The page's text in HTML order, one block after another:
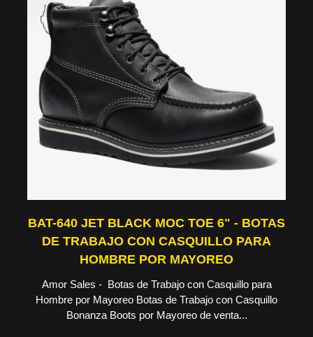
BAT-640 JET BLACK MOC TOE 6" - BOTAS
DE TRABAJO CON CASQUILLO PARA
HOMBRE POR MAYOREO
Amor Sales - Botas de Trabajo con Casquillo para
Hombre por Mayoreo Botas de Trabajo con Casquillo
Bonanza Boots por Mayoreo de venta...